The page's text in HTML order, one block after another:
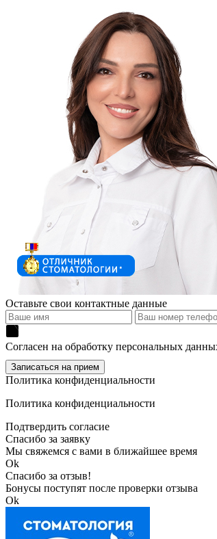
Оставьте свои контактные данные
Согласен на обработку персональных
Политика конфиденциальности
Политика конфиденциальности
Подтвердить согласие
Спасибо за заявку
Мы свяжемся с вами в ближайшее время
Ok
Спасибо за отзыв!
Бонусы поступят после проверки отзыва
Ok